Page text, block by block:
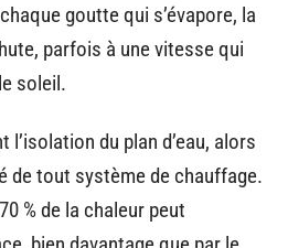
goutte qui s’évapore, la
parfois à une vitesse qui
soleil.
l’isolation du plan d’eau, alors
de tout système de chauffage.
% de la chaleur peut